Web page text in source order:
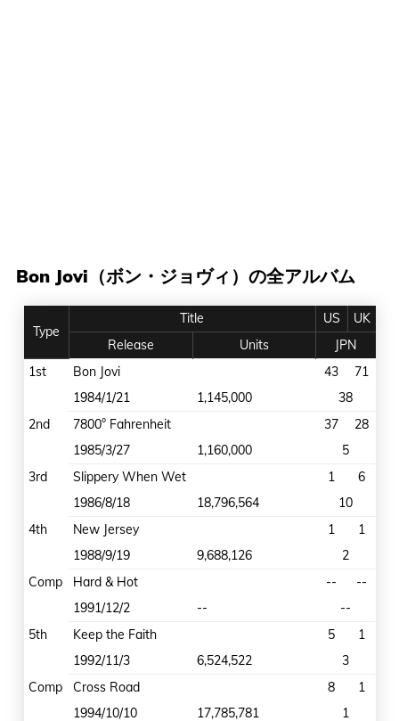
Bon Jovi（ボン・ジョヴィ）の全アルバム
Type
Title US
UK
Release
Units
JPN
1st
Bon Jovi 43
71
1984/1/21
1,145,000
38
2nd
7800° Fahrenheit 37
28
1985/3/27
1,160,000
5
3rd
Slippery When Wet 1
6
1986/8/18
18,796,564
10
4th
New Jersey 1
1
1988/9/19
9,688,126
2
Comp
Hard & Hot --
--
1991/12/2
--
--
5th
Keep the Faith 5
1
1992/11/3
6,524,522
3
Comp
Cross Road 8
1
1994/10/10
17,785,781
1